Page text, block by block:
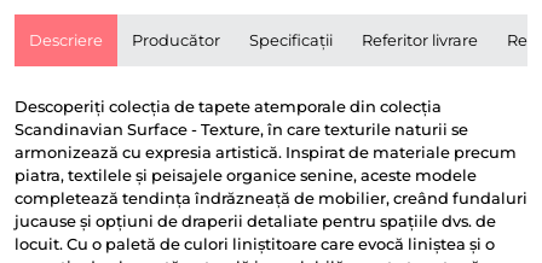
Descriere Producător Specificații Referitor livrare
Descoperiți colecția de tapete atemporale din colecția
Scandinavian Surface - Texture, în care texturile naturii se
armonizează cu expresia artistică. Inspirat de materiale precum
piatra, textilele și peisajele organice senine, aceste modele
completează tendința îndrăzneață de mobilier, creând fundaluri
jucause și opțiuni de draperii detaliate pentru spațiile dvs. de
locuit. Cu o paletă de culori liniștitoare care evocă liniștea și o